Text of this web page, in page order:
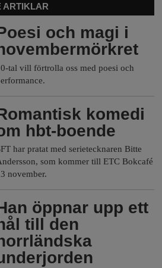
ARTIKLAR
och magi i
tal vill förtrolla oss med poesi och
komedi
hbt-boende
har pratat med serietecknaren Bitte
som kommer till ETC Bokcafé
november.
öppnar upp ett
till den